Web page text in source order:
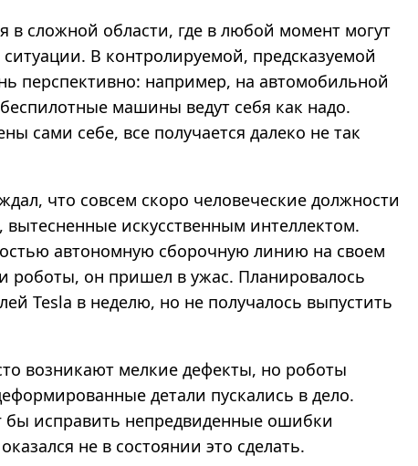
в сложной области, где в любой момент могут
В контролируемой, предсказуемой
перспективно: например, на автомобильной
машины ведут себя как надо.
сами себе, все получается далеко не так
что совсем скоро человеческие должности
искусственным интеллектом.
автономную сборочную линию на своем
роботы, он пришел в ужас. Планировалось
Tesla в неделю, но не получалось выпустить
возникают мелкие дефекты, но роботы
детали пускались в дело.
бы исправить непредвиденные ошибки
не в состоянии это сделать.